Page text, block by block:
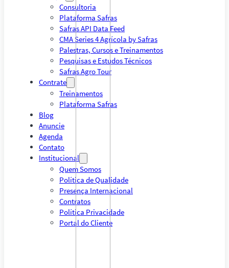
Consultoria
Plataforma Safras
Safras API Data Feed
CMA Series 4 Agrícola by Safras
Palestras, Cursos e Treinamentos
Pesquisas e Estudos Técnicos
Safras Agro Tour
Contrate
Treinamentos
Plataforma Safras
Blog
Anuncie
Agenda
Contato
Institucional
Quem Somos
Política de Qualidade
Presença Internacional
Contratos
Política Privacidade
Portal do Cliente